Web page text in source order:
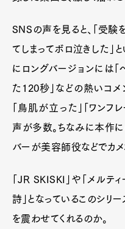
SNSの声を見ると、「受験
てしまってボロ泣きした」
にロングバージョンには
た120秒」などの熱いコ
「鳥肌が立った」「ワン
声が多数。ちなみに本作
バーが美容師役などでカメ
「JR SKISKI」や「メルテ
詩」となっているこのシリ
を震わせてくれるのか。